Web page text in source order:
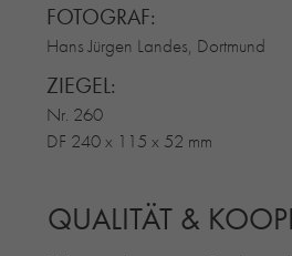
FOTOGRAF:
Hans Jürgen Landes, Dortmund
ZIEGEL:
Nr. 260
DF 240 x 115 x 52 mm
QUALITÄT &